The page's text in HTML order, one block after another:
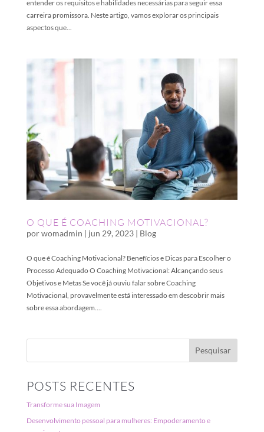
entender os requisitos e habilidades necessárias para seguir essa
carreira promissora. Neste artigo, vamos explorar os principais
aspectos que...
O QUE É COACHING MOTIVACIONAL?
porwomadmin | jun 29, 2023| Blog
O que é Coaching Motivacional? Benefícios e Dicas para Escolher o
Processo Adequado O Coaching Motivacional: Alcançando seus
Objetivos e Metas Se você já ouviu falar sobre Coaching
Motivacional, provavelmente está interessado em descobrir mais
sobre essa abordagem....
POSTS RECENTES
Transforme sua Imagem
Desenvolvimento pessoal para mulheres: Empoderamento e